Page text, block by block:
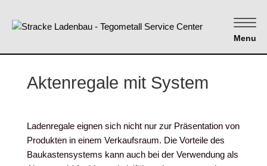
Menu
Aktenregale mit System
Ladenregale eignen sich nicht nur zur Präsentation von
Produkten in einem Verkaufsraum. Die Vorteile des
Baukastensystems kann auch bei der Verwendung als